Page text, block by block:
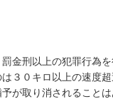
金刑以上の犯罪行為を
３０キロ以上の速度
が取り消されることは